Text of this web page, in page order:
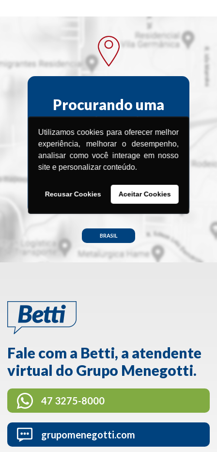
Utilizamos cookies para oferecer melhor
experiência, melhorar o desempenho,
analisar como você interage em nosso
site e personalizar conteúdo.
Recusar Cookies Aceitar Cookies
Procurando uma
Assistência
Técnica?
Encontre a Assistência Técnica
mais próxima de você.
BRASIL
Fale com a Betti, a atendente
virtual do Grupo Menegotti.
47 3275-8000
grupomenegotti.com